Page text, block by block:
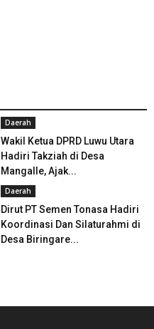
Daerah
Wakil Ketua DPRD Luwu Utara
Hadiri Takziah di Desa
Mangalle, Ajak...
Daerah
Dirut PT Semen Tonasa Hadiri
Koordinasi Dan Silaturahmi di
Desa Biringare...